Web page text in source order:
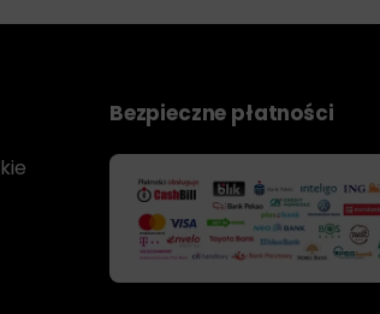
Bezpieczne płatności